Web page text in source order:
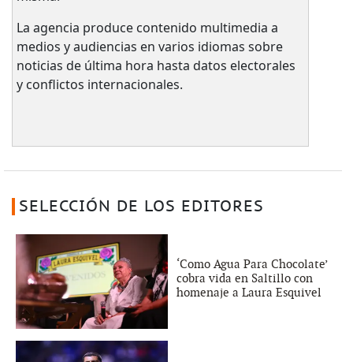
La agencia produce contenido multimedia a
medios y audiencias en varios idiomas sobre
noticias de última hora hasta datos electorales
y conflictos internacionales.
SELECCIÓN DE LOS EDITORES
‘Como Agua Para Chocolate’
cobra vida en Saltillo con
homenaje a Laura Esquivel